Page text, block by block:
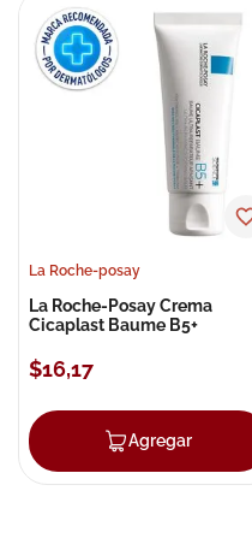
La Roche-posay
La Roche-Posay Crema
Cicaplast Baume B5+
$16,17
Agregar